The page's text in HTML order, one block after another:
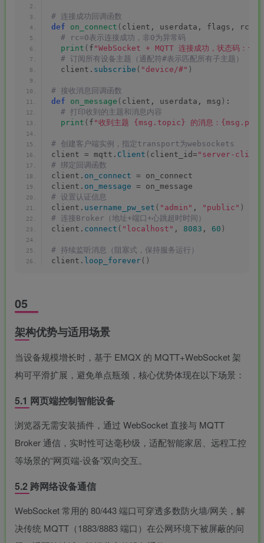
# 连接成功回调函数
def
on_connect ( client, userdata, flags, rc
# rc=0表示连接成功，非0为异常码
print ( f "WebSocket + MQTT 连接成功，状态码：
# 订阅所有设备主题（通配符#表示匹配所有子主题）
  client.
subscribe ( "device/#" )
# 接收消息回调函数
def
on_message ( client, userdata, msg ) :
# 打印收到的主题和消息内容
print ( f "收到主题 {msg.topic} 的消息：
# 创建客户端实例，指定transport为websockets
client = mqtt. Client ( client_id= "server-
# 绑定回调函数
client. on_connect = on_connect
client. on_message = on_message
# 设置认证信息
client. username_pw_set ( "admin" , "public" )
# 连接Broker（地址+端口+心跳超时时间）
client. connect ( "localhost" , 8083 , 60 )
# 持续监听消息（阻塞式，保持服务运行）
client. loop_forever ()
05
架构优势与适用场景
当设备规模增长时，基于 EMQX 的 MQTT+WebSocket 架
构可平滑扩展，避免单点瓶颈，核心优势体现在以下场景：
5.1 网页端控制智能设备
浏览器无需安装插件，通过 WebSocket 直接与 MQTT
Broker 通信，实时性可达毫秒级，适配智能家居、远程工控
等场景的“网页端-设备”双向交互。
5.2 跨网络设备通信
WebSocket 常用的 80/443 端口可穿透多数防火墙/网关，解
决传统 MQTT（1883/8883 端口）在公网环境下被屏蔽的问